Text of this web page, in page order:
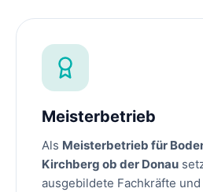
Meisterbetrieb
Als Meisterbetrieb für
Kirchberg ob der Donau
ausgebildete Fachkräfte